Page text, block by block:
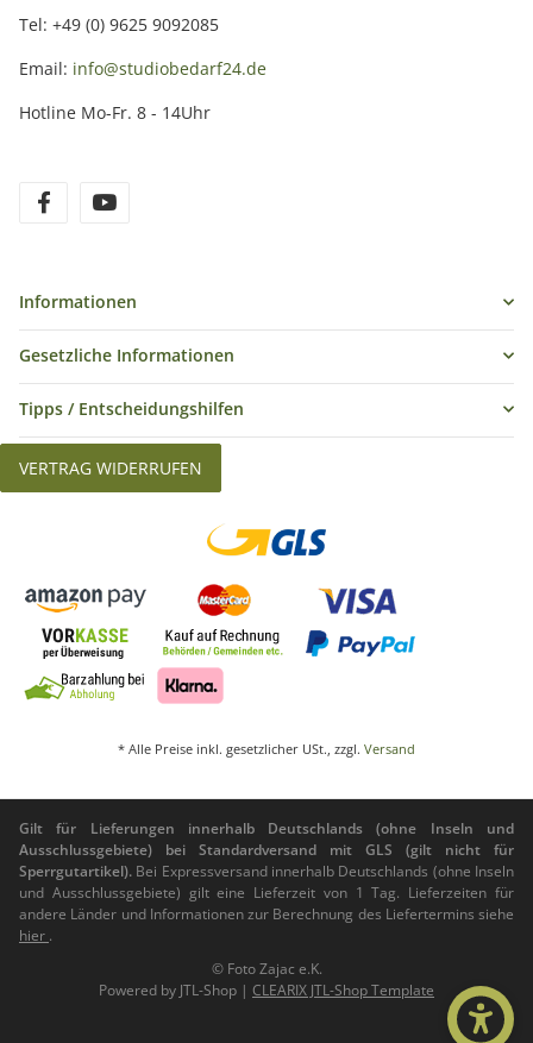
Tel: +49 (0) 9625 9092085
Email: info@studiobedarf24.de
Hotline Mo-Fr. 8 - 14Uhr
Informationen
Gesetzliche Informationen
Tipps / Entscheidungshilfen
VERTRAG WIDERRUFEN
* Alle Preise inkl. gesetzlicher USt., zzgl. Versand
Gilt für Lieferungen innerhalb Deutschlands (ohne Inseln und
Ausschlussgebiete) bei Standardversand mit GLS (gilt nicht für
Sperrgutartikel). Bei Expressversand innerhalb Deutschlands (ohne Inseln
und Ausschlussgebiete) gilt eine Lieferzeit von 1 Tag. Lieferzeiten für
andere Länder und Informationen zur Berechnung des Liefertermins siehe
hier .
© Foto Zajac e.K.
Powered by JTL-Shop | CLEARIX JTL-Shop Template